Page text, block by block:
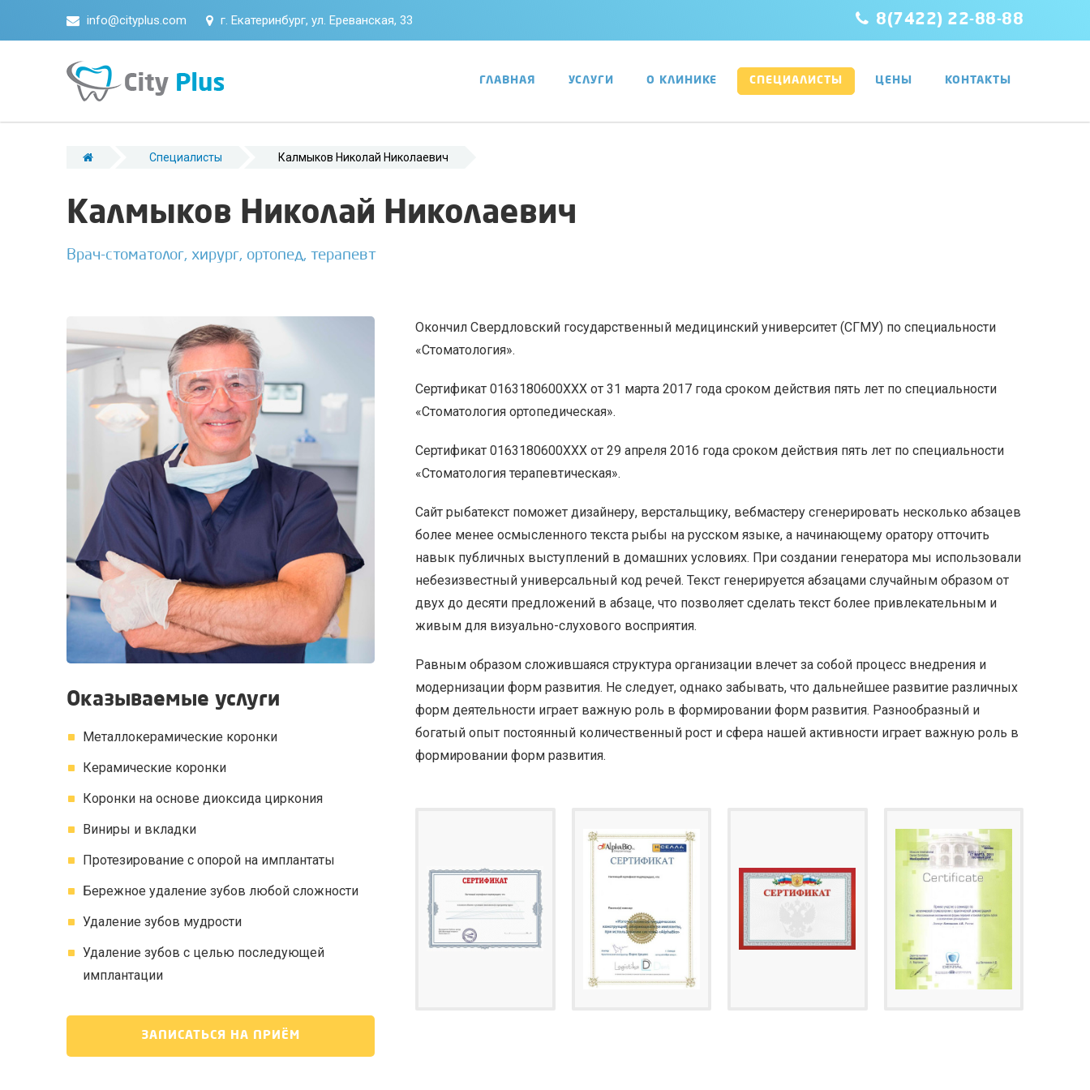
info@cityplus.com г. Екатеринбург, ул. Ереванская, 33 8(7422) 22-88-88
ГЛАВНАЯ УСЛУГИ О КЛИНИКЕ СПЕЦИАЛИСТЫ ЦЕНЫ КОНТАКТЫ
Специалисты Калмыков Николай Николаевич
Калмыков Николай Николаевич
Врач-стоматолог, хирург, ортопед, терапевт
Оказываемые услуги
Металлокерамические коронки
Керамические коронки
Коронки на основе диоксида циркония
Виниры и вкладки
Протезирование с опорой на имплантаты
Бережное удаление зубов любой сложности
Удаление зубов мудрости
Удаление зубов с целью последующей
имплантации
ЗАПИСАТЬСЯ НА ПРИЁМ
Окончил Свердловский государственный медицинский университет (СГМУ) по специальности
«Стоматология».
Сертификат 0163180600XXX от 31 марта 2017 года сроком действия пять лет по специальности
«Стоматология ортопедическая».
Сертификат 0163180600XXX от 29 апреля 2016 года сроком действия пять лет по специальности
«Стоматология терапевтическая».
Сайт рыбатекст поможет дизайнеру, верстальщику, вебмастеру сгенерировать несколько абзацев
более менее осмысленного текста рыбы на русском языке, а начинающему оратору отточить
навык публичных выступлений в домашних условиях. При создании генератора мы использовали
небезизвестный универсальный код речей. Текст генерируется абзацами случайным образом от
двух до десяти предложений в абзаце, что позволяет сделать текст более привлекательным и
живым для визуально-слухового восприятия.
Равным образом сложившаяся структура организации влечет за собой процесс внедрения и
модернизации форм развития. Не следует, однако забывать, что дальнейшее развитие различных
форм деятельности играет важную роль в формировании форм развития. Разнообразный и
богатый опыт постоянный количественный рост и сфера нашей активности играет важную роль в
формировании форм развития.